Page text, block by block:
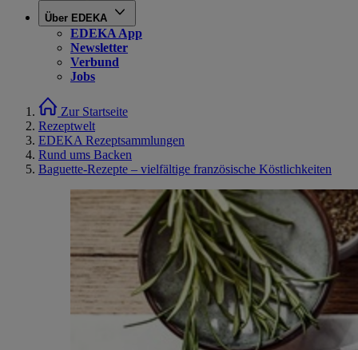
Über EDEKA
EDEKA App
Newsletter
Verbund
Jobs
Zur Startseite
Rezeptwelt
EDEKA Rezeptsammlungen
Rund ums Backen
Baguette-Rezepte – vielfältige französische Köstlichkeiten